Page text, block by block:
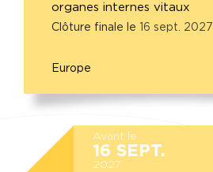
organes internes vitaux
Clôture finale le 16 sept. 2027
Europe
Avant le
16 SEPT.
2027